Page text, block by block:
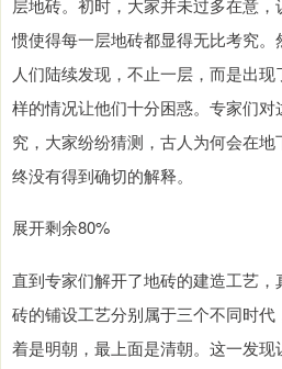
层地砖。初时，大家并未过多在意
惯使得每一层地砖都显得无比考究
人们陆续发现，不止一层，而是出
样的情况让他们十分困惑。专家们
究，大家纷纷猜测，古人为何会在
终没有得到确切的解释。
展开剩余80%
直到专家们解开了地砖的建造工艺
砖的铺设工艺分别属于三个不同时
着是明朝，最上面是清朝。这一发